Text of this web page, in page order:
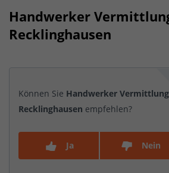
Handwerker
Recklinghausen
Können Sie Handwerker
Recklinghausen empfehlen?
Ja Nein